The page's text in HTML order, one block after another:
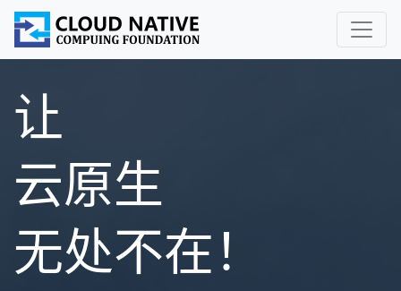
让
云原生
无处不在！